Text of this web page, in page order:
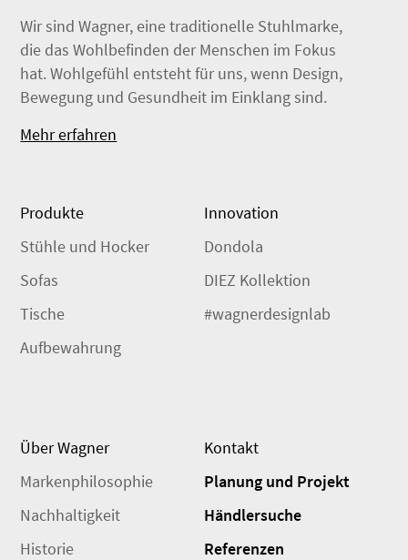
Wir sind Wagner, eine traditionelle Stuhlmarke,
die das Wohlbefinden der Menschen im Fokus
hat. Wohlgefühl entsteht für uns, wenn Design,
Bewegung und Gesundheit im Einklang sind.
Mehr erfahren
Produkte
Stühle und Hocker
Sofas
Tische
Aufbewahrung
Innovation
Dondola
DIEZ Kollektion
#wagnerdesignlab
Über Wagner
Markenphilosophie
Nachhaltigkeit
Historie
Kontakt
Planung und Projekt
Händlersuche
Referenzen